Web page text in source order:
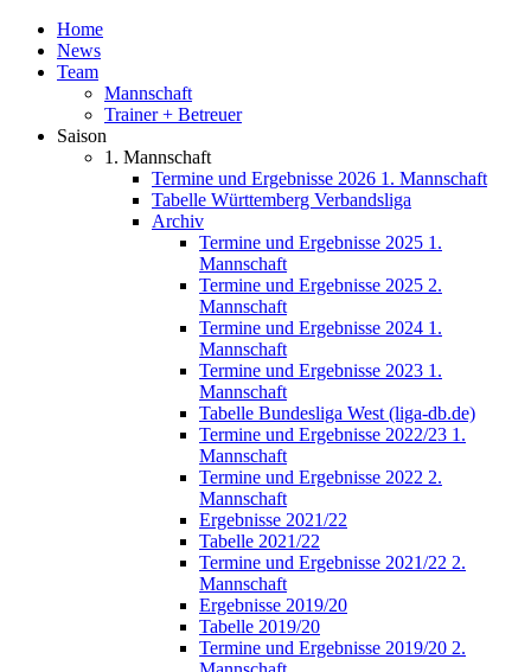
Home
News
Team
Mannschaft
Trainer + Betreuer
Saison
1. Mannschaft
Termine und Ergebnisse 2026 1. Mannschaft
Tabelle Württemberg Verbandsliga
Archiv
Termine und Ergebnisse 2025 1.
Mannschaft
Termine und Ergebnisse 2025 2.
Mannschaft
Termine und Ergebnisse 2024 1.
Mannschaft
Termine und Ergebnisse 2023 1.
Mannschaft
Tabelle Bundesliga West (liga-db.de)
Termine und Ergebnisse 2022/23 1.
Mannschaft
Termine und Ergebnisse 2022 2.
Mannschaft
Ergebnisse 2021/22
Tabelle 2021/22
Termine und Ergebnisse 2021/22 2.
Mannschaft
Ergebnisse 2019/20
Tabelle 2019/20
Termine und Ergebnisse 2019/20 2.